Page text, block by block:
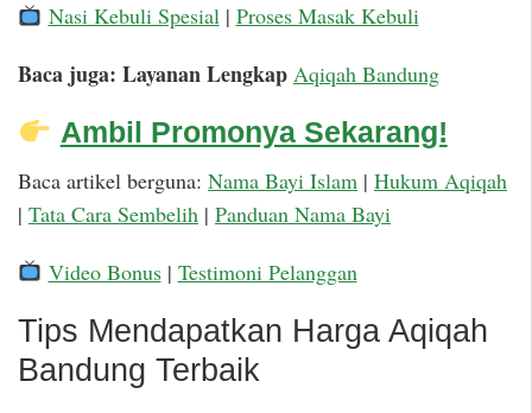
Nasi Kebuli Spesial| Proses Masak Kebuli
Baca juga: Layanan Lengkap Aqiqah Bandung
Ambil Promonya Sekarang!
Baca artikel berguna: Nama Bayi Islam | Hukum Aqiqah
| Tata Cara Sembelih | Panduan Nama Bayi
Video Bonus| Testimoni Pelanggan
Tips Mendapatkan Harga Aqiqah
Bandung Terbaik